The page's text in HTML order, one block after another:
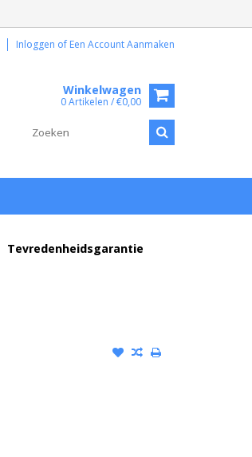
Inloggen of Een Account Aanmaken
Winkelwagen
0 Artikelen / €0,00
Tevredenheidsgarantie